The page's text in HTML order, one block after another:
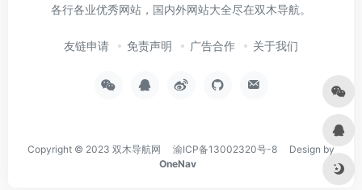
各行各业优秀网站，国内外网站大全尽在双木导航。
友链申请 免责声明 广告合作 关于我们
Copyright © 2023 双木导航网 渝ICP备13002320号-8 Design by
OneNav